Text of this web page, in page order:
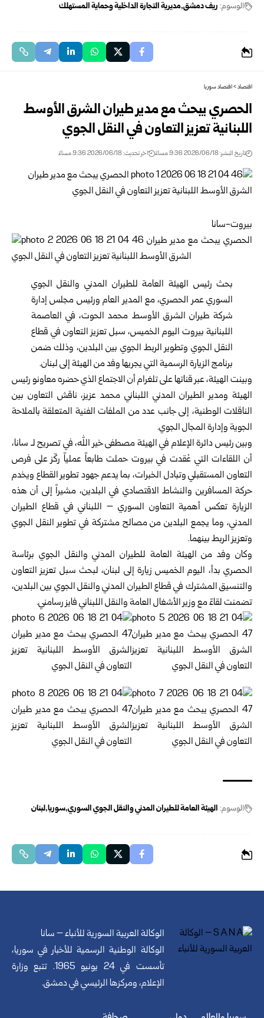
الوسوم: ريف دمشق مديرية التجارة الداخلية وحماية المستهلك
اقتصاد>اقتصاد سوريا
الحصري يبحث مع مدير طيران الشرق الأوسط
اللبنانية تعزيز التعاون في النقل الجوي
تاريخ النشر: 2026/06/18 9:36 مساءً اخر تحديث: 2026/06/18 9:36 مساءً
بيروت-سانا‏
بحث رئيس الهيئة العامة للطيران المدني والنقل الجوي
السوريعمر الحصري، مع ‏المدير العام ورئيس مجلس إدارة
شركة طيران الشرق الأوسط محمد الحوت، في ‏العاصمة
اللبنانية بيروت اليوم الخميس، سبل تعزيز التعاون في قطاع
النقل الجوي ‏وتطوير الربط الجوي بين البلدين، وذلك ضمن
برنامج الزيارة الرسمية التي يجريها وفد ‏من الهيئة إلى لبنان.‏
وبينت الهيئة، عبر قناتها على تلغرام أن الاجتماع الذي حضره معاونو رئيس
الهيئة ‏ومدير الطيران المدني اللبناني محمد عزيز، ناقش التعاون بين
الناقلات الوطنية، إلى ‏جانب عدد من الملفات الفنية المتعلقة بالملاحة
الجوية وإدارة المجال الجوي.‏
وبين رئيس دائرة الإعلام في الهيئة مصطفى خير الله، في تصريح لـ سانا،
أن اللقاءات ‏التي عُقدت في بيروت حملت طابعاً عملياً ركّز على فرص
التعاون المستقبلي وتبادل ‏الخبرات، بما يدعم جهود تطوير القطاع ويخدم
حركة المسافرين والنشاط الاقتصادي في ‏البلدين، مشيراً إلى أن هذه
الزيارة تعكس أهمية التعاون السوري – اللبناني في قطاع ‏الطيران
المدني، وما يجمع البلدين من مصالح مشتركة في تطوير النقل الجوي
وتعزيز ‏الربط بينهما.‏
وكان وفد من الهيئة العامة للطيران المدني والنقل الجوي برئاسة
الحصري بدأ، اليوم ‏الخميس زيارة إلى لبنان، لبحث سبل تعزيز التعاون
والتنسيق المشترك في قطاع الطيران ‏المدني والنقل الجوي بين البلدين،
تضمنت لقاءً مع وزير الأشغال العامة والنقل اللبناني ‏فايز رسامني.
الوسوم: الهيئة العامة للطيران المدني والنقل الجوي السوري سوريا لبنان
الوكالة العربية السورية للأنباء – سانا
الوكالة الوطنية الرسمية للأخبار في سوريا،
تأسست في 24 يونيو 1965. تتبع وزارة
الإعلام، ومركزها الرئيسي في دمشق.